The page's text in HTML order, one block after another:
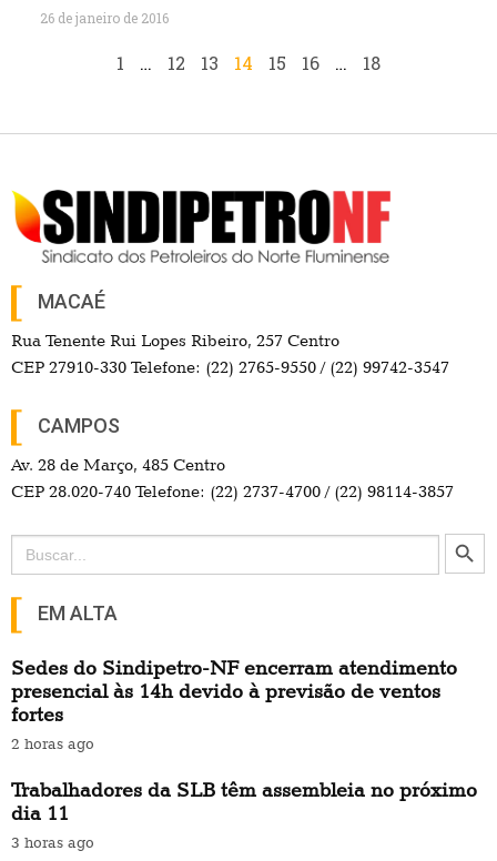
26 de janeiro de 2016
1 … 12 13 14 15 16 … 18
MACAÉ
Rua Tenente Rui Lopes Ribeiro, 257 Centro
CEP 27910-330 Telefone: (22) 2765-9550 / (22) 99742-3547
CAMPOS
Av. 28 de Março, 485 Centro
CEP 28.020-740 Telefone: (22) 2737-4700 / (22) 98114-3857
Search
for:
Search Button
EM ALTA
Sedes do Sindipetro-NF encerram atendimento
presencial às 14h devido à previsão de ventos
fortes
2 horas ago
Trabalhadores da SLB têm assembleia no próximo
dia 11
3 horas ago